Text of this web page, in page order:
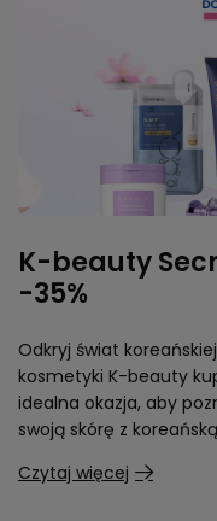
K-beauty
-35%
Odkryj świat
kosmetyki K-beauty
idealna okazja, aby
swoją skórę z
Czytaj więcej